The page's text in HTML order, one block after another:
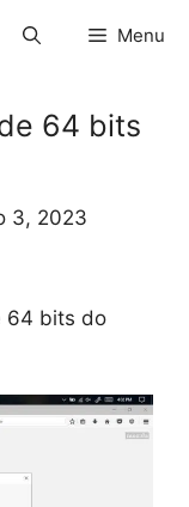
Menu
64 bits
3, 2023
64 bits do